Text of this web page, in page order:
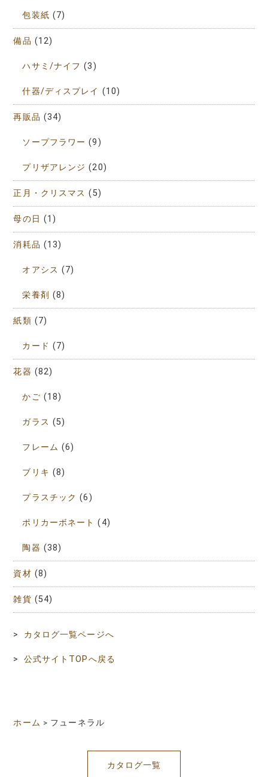
包装紙 (7)
備品 (12)
ハサミ/ナイフ (3)
什器/ディスプレイ (10)
再販品 (34)
ソープフラワー (9)
プリザアレンジ (20)
正月・クリスマス (5)
母の日 (1)
消耗品 (13)
オアシス (7)
栄養剤 (8)
紙類 (7)
カード (7)
花器 (82)
かご (18)
ガラス (5)
フレーム (6)
ブリキ (8)
プラスチック (6)
ポリカーボネート (4)
陶器 (38)
資材 (8)
雑貨 (54)
> カタログ一覧ページへ
> 公式サイトTOPへ戻る
ホーム > フューネラル
カタログ一覧